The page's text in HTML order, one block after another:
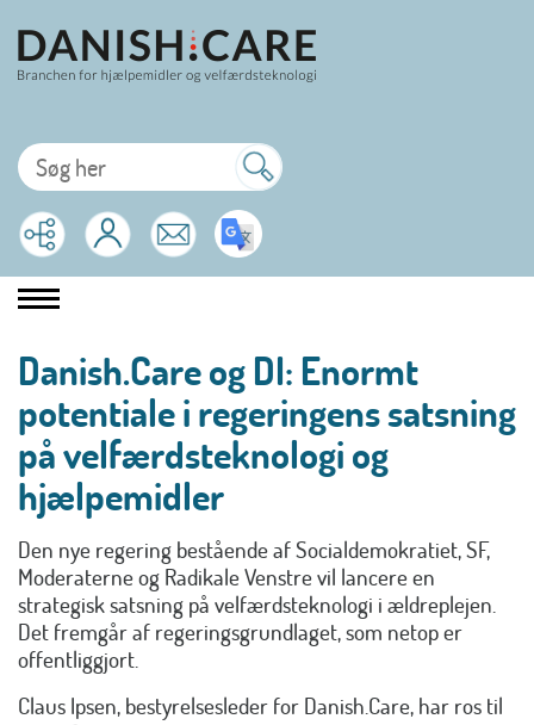
Danish.Care og DI: Enormt
potentiale i regeringens satsning
på velfærdsteknologi og
hjælpemidler
Den nye regering bestående af Socialdemokratiet, SF,
Moderaterne og Radikale Venstre vil lancere en
strategisk satsning på velfærdsteknologi i ældreplejen.
Det fremgår af regeringsgrundlaget, som netop er
offentliggjort.
Claus Ipsen, bestyrelsesleder for Danish.Care, har ros til